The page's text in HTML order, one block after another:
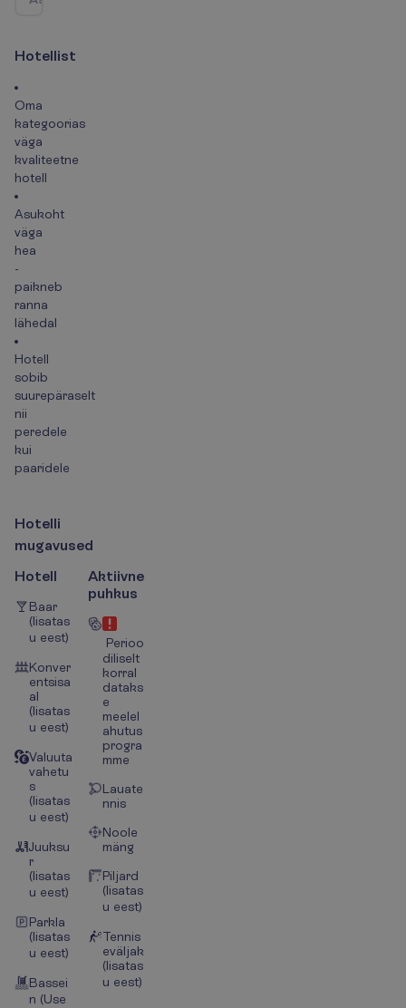
Hotellist
Oma
kategoorias
väga
kvaliteetne
hotell
Asukoht
väga
hea
-
paikneb
ranna
lähedal
Hotell
sobib
suurepäraselt
nii
peredele
kui
paaridele
Hotelli
mugavused
Hotell
Baar
(lisatas
u eest)
Konver
entsisa
al
(lisatas
u eest)
Valuuta
vahetu
s
(lisatas
u eest)
Juuksu
r
(lisatas
u eest)
Parkla
(lisatas
u eest)
Bassei
n (Use
Aktiivne
puhkus
Perioo
diliselt
korral
dataks
e
meelel
ahutus
progra
mme
Lauate
nnis
Noole
mäng
Piljard
(lisatas
u eest)
Tennis
eväljak
(lisatas
u eest)